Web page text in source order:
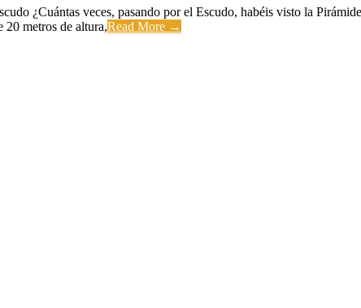
¿Cuántas veces, pasando por el Escudo, habéis visto la
metros de altura,Read More →